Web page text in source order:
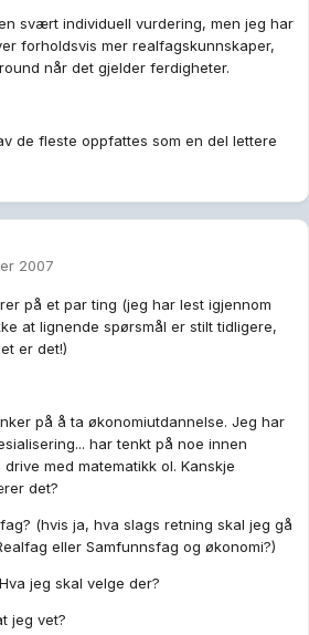
svært individuell vurdering, men jeg har
forholdsvis mer realfagskunnskaper,
når det gjelder ferdigheter.
de fleste oppfattes som en del lettere
2007
på et par ting (jeg har lest igjennom
at lignende spørsmål er stilt tidligere,
er det!)
på å ta økonomiutdannelse. Jeg har
har tenkt på noe innen
med matematikk ol. Kanskje
det?
(hvis ja, hva slags retning skal jeg gå
eller Samfunnsfag og økonomi?)
jeg skal velge der?
jeg vet?